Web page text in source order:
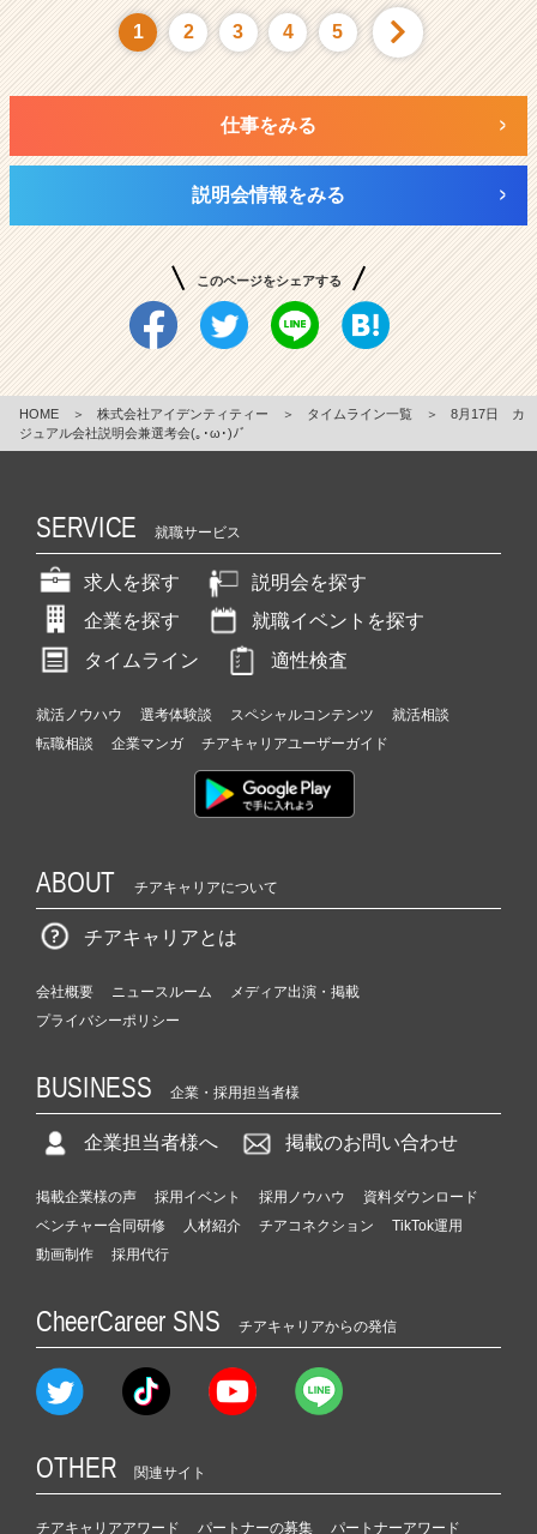
1 2 3 4 5
仕事をみる
説明会情報をみる
このページをシェアする
HOME ＞ 株式会社アイデンティティー ＞ タイムライン一覧 ＞
8月17日 カ
ジュアル会社説明会兼選考会(｡･ω･)ﾉﾞ
SERVICE 就職サービス
求人を探す
説明会を探す
企業を探す
就職イベントを探す
タイムライン
適性検査
就活ノウハウ 選考体験談 スペシャルコンテンツ
就活相談
転職相談
企業マンガ チアキャリアユーザーガイド
ABOUT チアキャリアについて
チアキャリアとは
会社概要 ニュースルーム
メディア出演・掲載
プライバシーポリシー
BUSINESS 企業・採用担当者様
企業担当者様へ 掲載のお問い合わせ
掲載企業様の声 採用イベント 採用ノウハウ
資料ダウンロード
ベンチャー合同研修
人材紹介 チアコネクション
TikTok運用
動画制作
採用代行
CheerCareer SNS チアキャリアからの発信
OTHER 関連サイト
チアキャリアアワード パートナーの募集 パートナーアワード